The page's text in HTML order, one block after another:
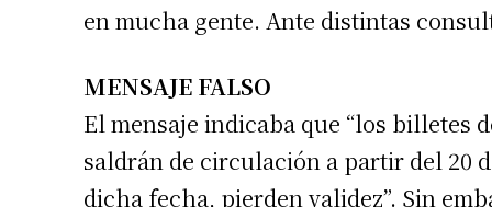
en mucha gente. Ante distintas
MENSAJE FALSO
El mensaje indicaba que “los billetes
saldrán de circulación a partir del 20
dicha fecha, pierden validez”. Sin